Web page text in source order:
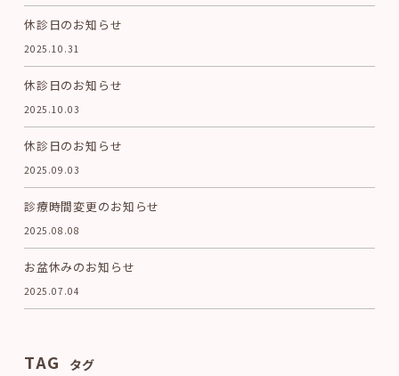
休診日のお知らせ
2025.10.31
休診日のお知らせ
2025.10.03
休診日のお知らせ
2025.09.03
診療時間変更のお知らせ
2025.08.08
お盆休みのお知らせ
2025.07.04
TAG タグ